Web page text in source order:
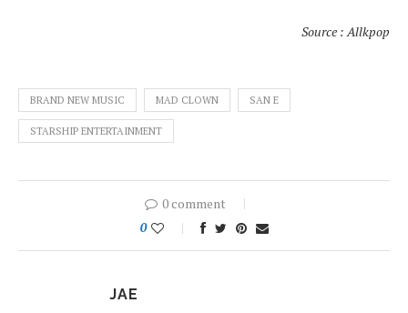
Source : Allkpop
BRAND NEW MUSIC MAD CLOWN SAN E
STARSHIP ENTERTAINMENT
0 comment
0
JAE